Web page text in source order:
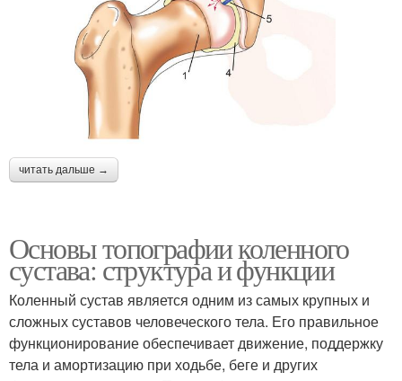
читать дальше →
Основы топографии коленного
сустава: структура и функции
Коленный сустав является одним из самых крупных и
сложных суставов человеческого тела. Его правильное
функционирование обеспечивает движение, поддержку
тела и амортизацию при ходьбе, беге и других